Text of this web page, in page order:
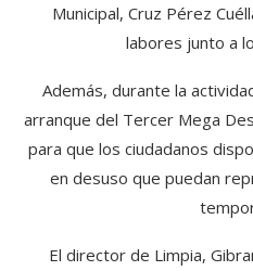
Municipal, Cruz Pérez
labores junto a
Además, durante la
arranque del Tercer Mega
para que los ciudadanos
en desuso que puedan
El director de Limpia,